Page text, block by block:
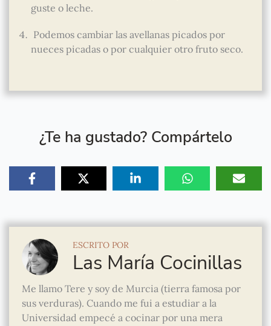
guste o leche.
Podemos cambiar las avellanas picados por
nueces picadas o por cualquier otro fruto seco.
¿Te ha gustado? Compártelo
ESCRITO POR
Las María Cocinillas
Me llamo Tere y soy de Murcia (tierra famosa por
sus verduras). Cuando me fui a estudiar a la
Universidad empecé a cocinar por una mera